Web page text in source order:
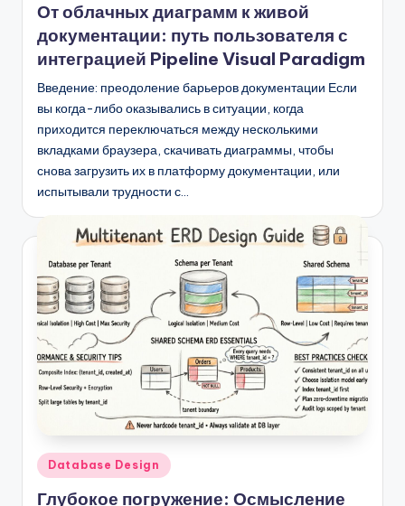
От облачных диаграмм к живой
документации: путь пользователя с
интеграцией Pipeline Visual Paradigm
Введение: преодоление барьеров документации Если
вы когда-либо оказывались в ситуации, когда
приходится переключаться между несколькими
вкладками браузера, скачивать диаграммы, чтобы
снова загрузить их в платформу документации, или
испытывали трудности с…
Опубликовано
Database Design
Глубокое погружение: Осмысление